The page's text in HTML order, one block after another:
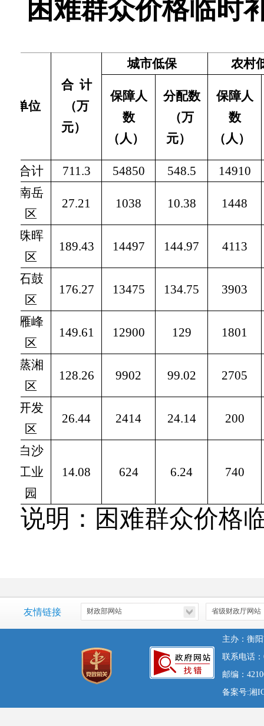
困难群众价格临时
单位
合 计
（万
元）
城市低保 农村
保障人
数
（人）
分配数
（万
元）
保障人
数
（人）
合计 711.3 54850 548.5
14910
南岳
区
27.21 1038 10.38 1448
珠晖
区
189.43 14497 144.97 4113
石鼓
区
176.27 13475 134.75 3903
雁峰
区
149.61 12900 129 1801
蒸湘
区
128.26 9902 99.02 2705
开发
区
26.44 2414 24.14 200
白沙
工业
园
14.08 624 6.24 740
说明：困难群众价格
友情链接
主办：衡
联系电话
邮编：
备案号:湘